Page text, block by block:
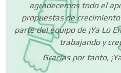
Dermatólogos
Desarrollo de
agradecemos todo el
propuestas de
parte del equipo de ¡Ya Lo
trabajando y
Gracias por tanto,